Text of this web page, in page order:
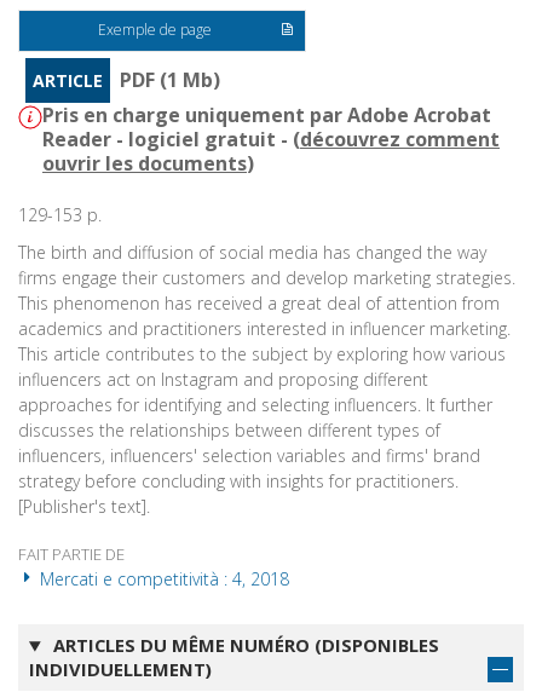
Exemple de page
ARTICLE
PDF (1 Mb)
Pris en charge uniquement par Adobe Acrobat
Reader - logiciel gratuit - (découvrez comment
ouvrir les documents)
129-153 p.
The birth and diffusion of social media has changed the way
firms engage their customers and develop marketing strategies.
This phenomenon has received a great deal of attention from
academics and practitioners interested in influencer marketing.
This article contributes to the subject by exploring how various
influencers act on Instagram and proposing different
approaches for identifying and selecting influencers. It further
discusses the relationships between different types of
influencers, influencers' selection variables and firms' brand
strategy before concluding with insights for practitioners.
[Publisher's text].
FAIT PARTIE DE
Mercati e competitività : 4, 2018
ARTICLES DU MÊME NUMÉRO (DISPONIBLES
INDIVIDUELLEMENT)